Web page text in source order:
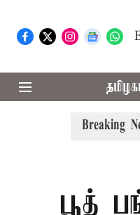
Breaking
வழக்கு; வரும்
பூத்